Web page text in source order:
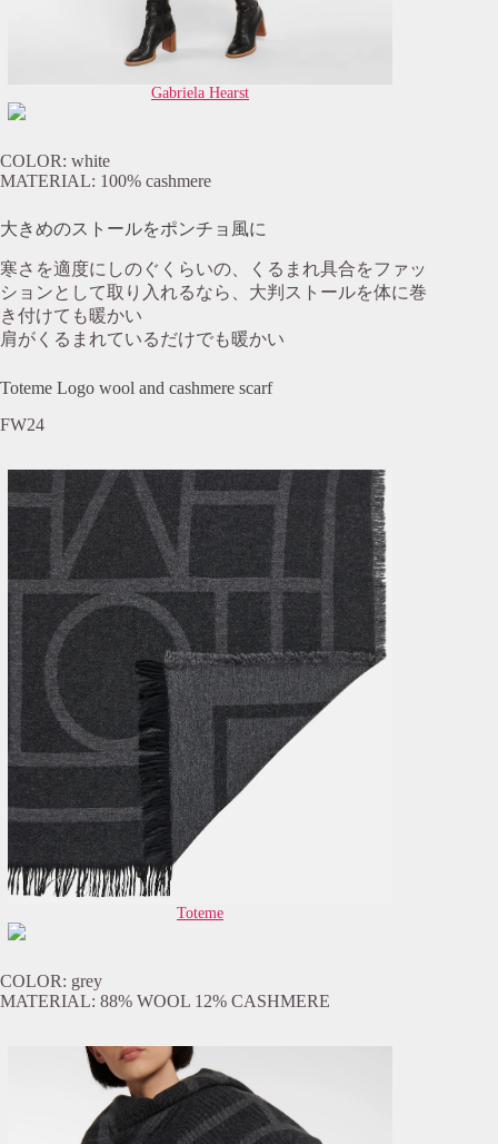
Gabriela Hearst
COLOR: white
MATERIAL: 100% cashmere
大きめのストールをポンチョ風に
寒さを適度にしのぐくらいの、くるまれ具合をファッ
ションとして取り入れるなら、大判ストールを体に巻
き付けても暖かい
肩がくるまれているだけでも暖かい
Toteme Logo wool and cashmere scarf
FW24
Toteme
COLOR: grey
MATERIAL: 88% WOOL 12% CASHMERE